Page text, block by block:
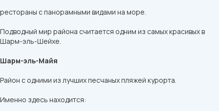
рестораны с панорамными видами на море.
Подводный мир района считается одним из самых красивых в
Шарм-эль-Шейхе.
Шарм-эль-Майя
Район с одними из лучших песчаных пляжей курорта.
Именно здесь находится: